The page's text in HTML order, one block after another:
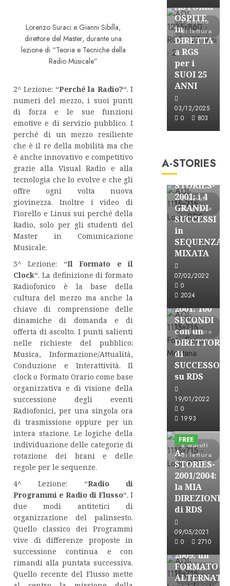
Lorenzo Suraci e Gianni Sibilla,
direttore del Master, durante una
lezione di “Teoria e Tecniche della
Radio Musicale”
2^ Lezione: “Perché la Radio?“. I
numeri del mezzo, i suoi punti
di forza e le sue funzioni
emotive e di servizio pubblico. I
perché di un mezzo resiliente
che è il re della mobilità ma che
è anche innovativo e competitivo
grazie alla Visual Radio e alla
tecnologia che lo evolve e che gli
offre ogni volta nuova
giovinezza. Inoltre i video di
Fiorello e Linus sui perché della
Radio, solo per gli studenti del
Master in Comunicazione
Musicale.
3^ Lezione: “Il Formato e il
Clock“. La definizione di formato
Radiofonico è la base della
cultura del mezzo ma anche la
chiave di comprensione delle
dinamiche di domanda e di
offerta di ascolto. I punti salienti
nelle richieste del pubblico:
Musica, Informazione/Attualità,
Conduzione e Interattività. Il
clock o Formato Orario come base
organizzativa e di visione della
successione degli eventi
Radiofonici, per una singola ora
di trasmissione oppure per un
intera stazione. Le logiche della
individuazione delle categorie di
rotazione dei brani e delle
regole per le sequenze.
4^ Lezione: “Radio di
Programmi e Radio di Flusso“. I
due modi antitetici di
organizzazione del palinsesto.
Quello classico dei Programmi
vive di differenze proposte in
successione continua e con
rimandi alla puntata successiva.
Quello recente del Flusso mette
1 minuto
di lettura
ASTORRI
OSPITE
in
DIRETTA
a RGS
per i
SUOI 25
ANNI
03/12/2025
0
803
A-STORIES
3 minuti
di lettura
FREE
A-
STORIES-
2001: i 4
GRANDI
SUCCESSI
in
SEQUENZA
MIXATA
07/02/2022
0
2024
3 minuti
di lettura
A-Stories
FREE
A-
STORIES-
2001: 100
SECONDI
con un
DIRETTORE
di
SUCCESSO
su RDS
19/01/2022
0
1993
8 minuti
di lettura
A-Stories
FREE
A-
STORIES-
2001/2004:
la MIA
DIREZIONE
di RDS
09/05/2021
0
2710
5 minuti
di lettura
A-Stories
Formazione
A-
STORIES-
2009: un
FORMATO